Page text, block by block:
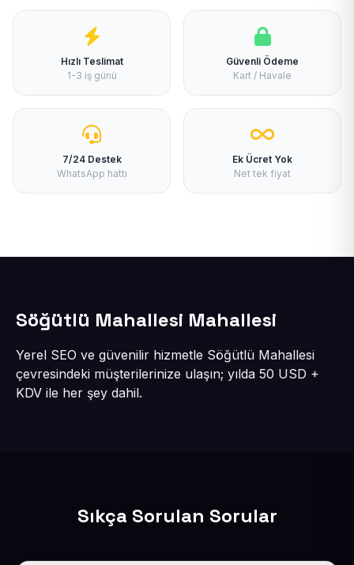
Hızlı Teslimat
1-3 iş günü
Güvenli Ödeme
Kart / Havale
7/24 Destek
WhatsApp hattı
Ek Ücret Yok
Net tek fiyat
Söğütlü Mahallesi Mahallesi
Yerel SEO ve güvenilir hizmetle Söğütlü Mahallesi
çevresindeki müşterilerinize ulaşın; yılda 50 USD +
KDV ile her şey dahil.
Sıkça Sorulan Sorular